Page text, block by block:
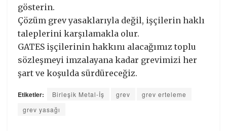
gösterin.
Çözüm grev yasaklarıyla değil, işçilerin haklı
taleplerini karşılamakla olur.
GATES işçilerinin hakkını alacağımız toplu
sözleşmeyi imzalayana kadar grevimizi her
şart ve koşulda sürdüreceğiz.
Etiketler: Birleşik Metal-İş grev
grev erteleme
grev yasağı